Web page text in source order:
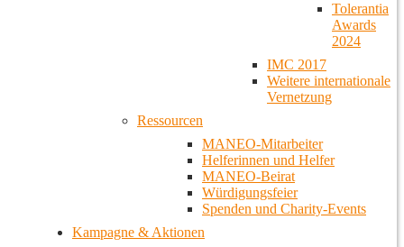
Tolerantia
Awards
2024
IMC 2017
Weitere internationale
Vernetzung
Ressourcen
MANEO-Mitarbeiter
Helferinnen und Helfer
MANEO-Beirat
Würdigungsfeier
Spenden und Charity-Events
Kampagne & Aktionen